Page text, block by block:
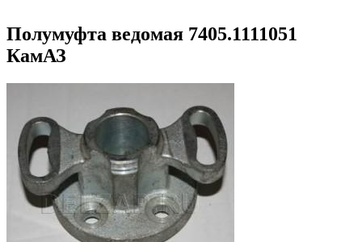
Полумуфта ведомая 7405.1111051
КамАЗ